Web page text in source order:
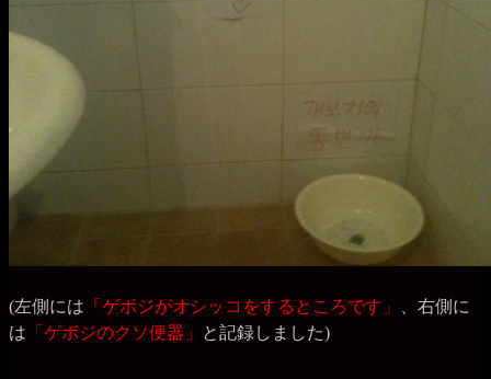
(左側には 「ゲボジがオシッコをするところです」
、右側に
は 「ゲボジのクソ便器」 と記録しました)